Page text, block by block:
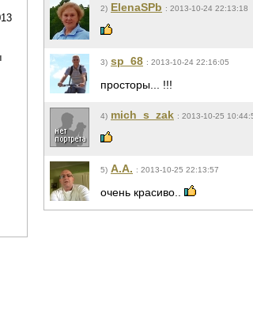
2) ElenaSPb : 2013-10-24 22:13:18
3) sp_68 : 2013-10-24 22:16:05
просторы... !!!
4) mich_s_zak : 2013-10-25
5) A.A. : 2013-10-25 22:13:57
очень красиво..